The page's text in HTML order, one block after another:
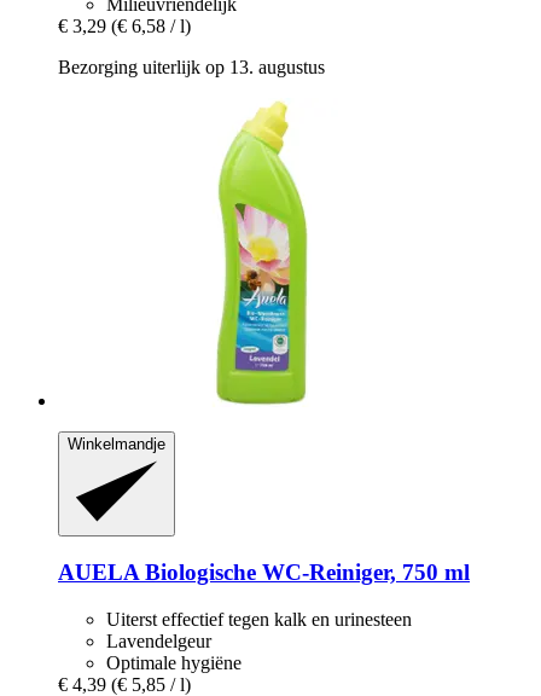
Milieuvriendelijk
€ 3,29 (€ 6,58 / l)
Bezorging uiterlijk op 13. augustus
Winkelmandje
AUELA Biologische WC-​Reiniger, 750 ml
Uiterst effectief tegen kalk en urinesteen
Lavendelgeur
Optimale hygiëne
€ 4,39 (€ 5,85 / l)